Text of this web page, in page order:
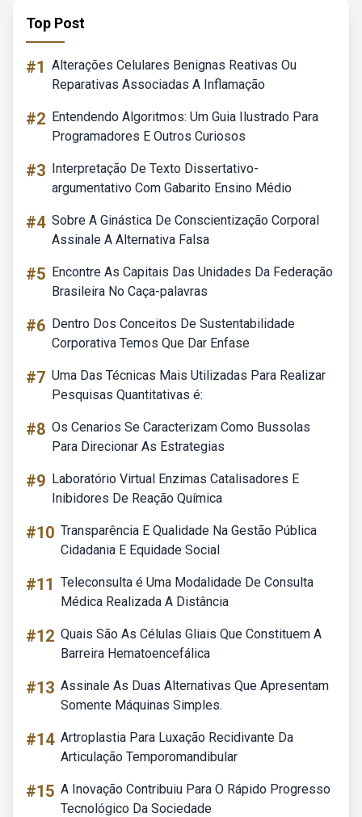
Top Post
#1 Alterações Celulares Benignas Reativas Ou
Reparativas Associadas A Inflamação
#2 Entendendo Algoritmos: Um Guia Ilustrado Para
Programadores E Outros Curiosos
#3 Interpretação De Texto Dissertativo-
argumentativo Com Gabarito Ensino Médio
#4 Sobre A Ginástica De Conscientização Corporal
Assinale A Alternativa Falsa
#5 Encontre As Capitais Das Unidades Da Federação
Brasileira No Caça-palavras
#6 Dentro Dos Conceitos De Sustentabilidade
Corporativa Temos Que Dar Enfase
#7 Uma Das Técnicas Mais Utilizadas Para Realizar
Pesquisas Quantitativas é:
#8 Os Cenarios Se Caracterizam Como Bussolas
Para Direcionar As Estrategias
#9 Laboratório Virtual Enzimas Catalisadores E
Inibidores De Reação Química
#10 Transparência E Qualidade Na Gestão Pública
Cidadania E Equidade Social
#11 Teleconsulta é Uma Modalidade De Consulta
Médica Realizada A Distância
#12 Quais São As Células Gliais Que Constituem A
Barreira Hematoencefálica
#13 Assinale As Duas Alternativas Que Apresentam
Somente Máquinas Simples.
#14 Artroplastia Para Luxação Recidivante Da
Articulação Temporomandibular
#15 A Inovação Contribuiu Para O Rápido Progresso
Tecnológico Da Sociedade